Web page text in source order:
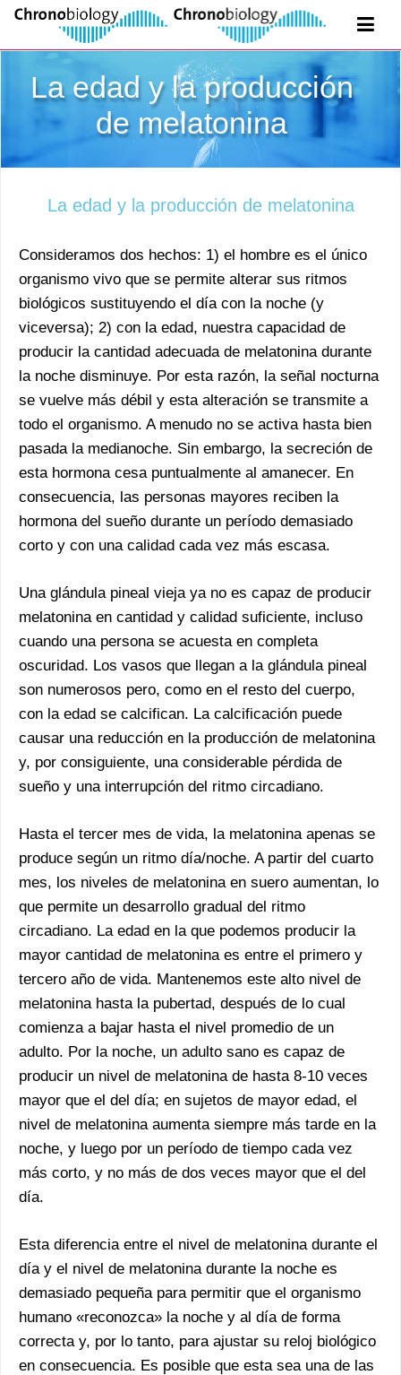
La edad y la producción
de melatonina
La edad y la producción de melatonina
Consideramos dos hechos: 1) el hombre es el único
organismo vivo que se permite alterar sus ritmos
biológicos sustituyendo el día con la noche (y
viceversa); 2) con la edad, nuestra capacidad de
producir la cantidad adecuada de melatonina durante
la noche disminuye. Por esta razón, la señal nocturna
se vuelve más débil y esta alteración se transmite a
todo el organismo. A menudo no se activa hasta bien
pasada la medianoche. Sin embargo, la secreción de
esta hormona cesa puntualmente al amanecer. En
consecuencia, las personas mayores reciben la
hormona del sueño durante un período demasiado
corto y con una calidad cada vez más escasa.
Una glándula pineal vieja ya no es capaz de producir
melatonina en cantidad y calidad suficiente, incluso
cuando una persona se acuesta en completa
oscuridad. Los vasos que llegan a la glándula pineal
son numerosos pero, como en el resto del cuerpo,
con la edad se calcifican. La calcificación puede
causar una reducción en la producción de melatonina
y, por consiguiente, una considerable pérdida de
sueño y una interrupción del ritmo circadiano.
Hasta el tercer mes de vida, la melatonina apenas se
produce según un ritmo día/noche. A partir del cuarto
mes, los niveles de melatonina en suero aumentan, lo
que permite un desarrollo gradual del ritmo
circadiano. La edad en la que podemos producir la
mayor cantidad de melatonina es entre el primero y
tercero año de vida. Mantenemos este alto nivel de
melatonina hasta la pubertad, después de lo cual
comienza a bajar hasta el nivel promedio de un
adulto. Por la noche, un adulto sano es capaz de
producir un nivel de melatonina de hasta 8-10 veces
mayor que el del día; en sujetos de mayor edad, el
nivel de melatonina aumenta siempre más tarde en la
noche, y luego por un período de tiempo cada vez
más corto, y no más de dos veces mayor que el del
día.
Esta diferencia entre el nivel de melatonina durante el
día y el nivel de melatonina durante la noche es
demasiado pequeña para permitir que el organismo
humano «reconozca» la noche y al día de forma
correcta y, por lo tanto, para ajustar su reloj biológico
en consecuencia. Es posible que esta sea una de las